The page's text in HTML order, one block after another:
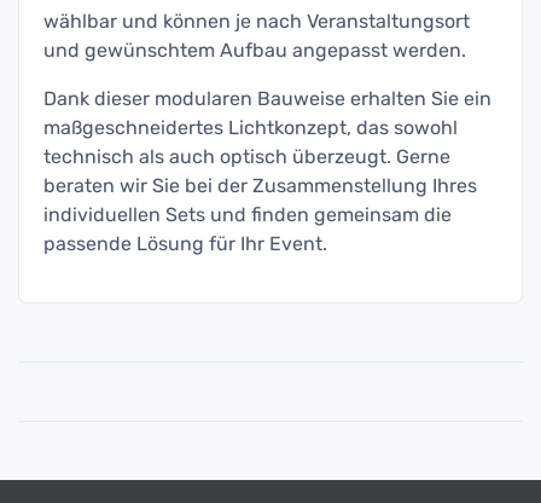
wählbar und können je nach Veranstaltungsort
und gewünschtem Aufbau angepasst werden.
Dank dieser modularen Bauweise erhalten Sie ein
maßgeschneidertes Lichtkonzept, das sowohl
technisch als auch optisch überzeugt. Gerne
beraten wir Sie bei der Zusammenstellung Ihres
individuellen Sets und finden gemeinsam die
passende Lösung für Ihr Event.